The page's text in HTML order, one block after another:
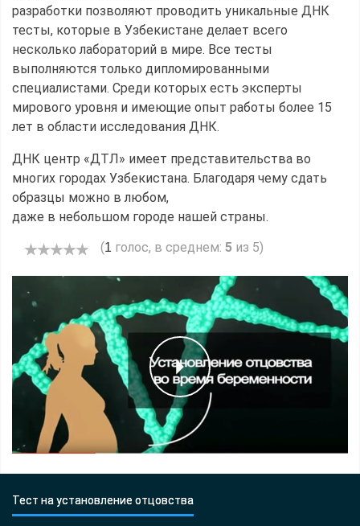
разработки позволяют проводить уникальные ДНК
тесты, которые в Узбекистане делает всего
несколько лабораторий в мире. Все тесты
выполняются только дипломированными
специалистами. Среди которых есть эксперты
мирового уровня и имеющие опыт работы более 15
лет в области исследования ДНК.
ДНК центр «ДТЛ» имеет представительства во
многих городах Узбекистана. Благодаря чему сдать
образцы можно в любом,
даже в небольшом городе нашей страны.
(1 голос, в среднем: 5 из 5)
Тест на установление отцовства